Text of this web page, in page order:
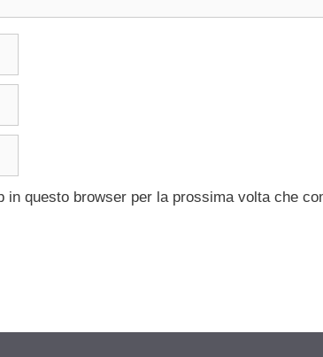
in questo browser per la prossima volta che